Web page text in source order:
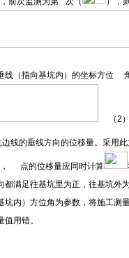
线（指向基坑内）的坐标方位
（
边线的垂线方向的位移量。采用
点的位移量应同时计算
满足往基坑里为正，往基坑外
内）方位角为参数，将施工
用错。